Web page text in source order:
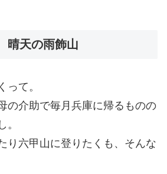
天の雨飾山
って。
の介助で毎月兵庫に帰るものの
。
り六甲山に登りたくも、そんな